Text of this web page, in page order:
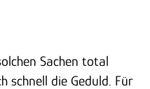
Sachen total
schnell die Geduld. Für